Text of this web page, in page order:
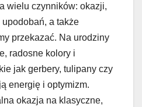
wielu czynników: okazji,
a także
przekazać. Na urodziny
radosne kolory i
jak gerbery, tulipany czy
energię i optymizm.
okazja na klasyczne,